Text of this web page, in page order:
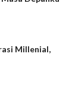
Millenial,